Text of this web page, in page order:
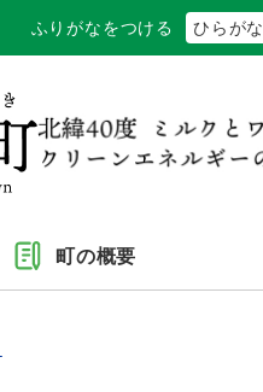
ふりがなをつける ひらがな
町の概要